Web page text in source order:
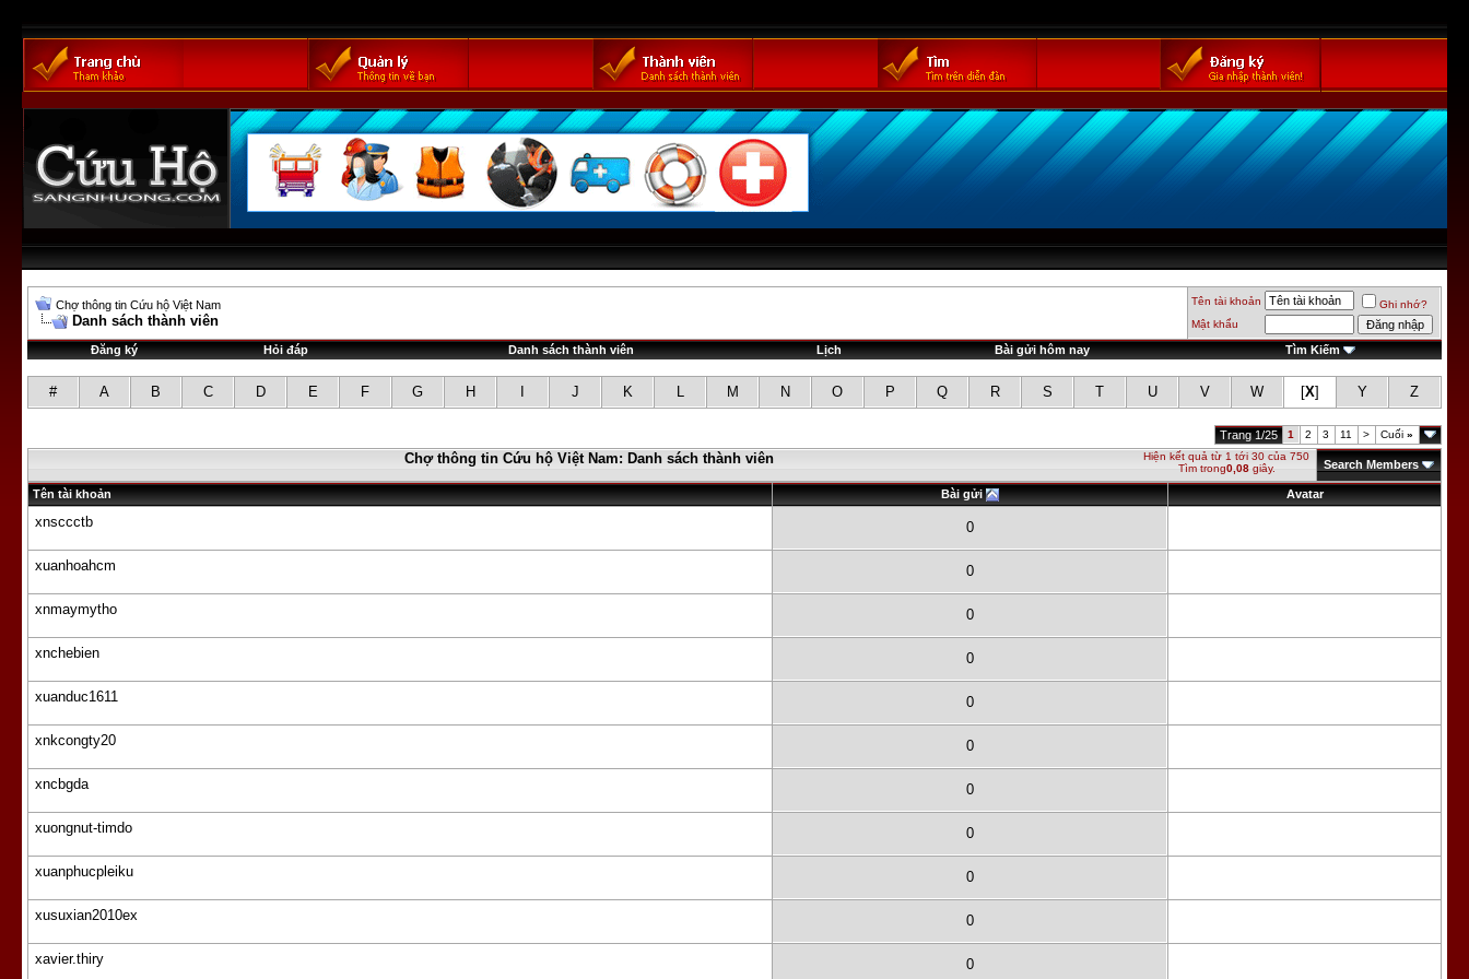
Chợ thông tin Cứu hộ Việt Nam
Danh sách thành viên
Tên tài khoản
Ghi nhớ?
Mật khẩu
Đăng ký Hỏi đáp Danh sách thành viên Lịch Bài gửi hôm nay Tìm Kiếm
# A B C D E F G H J K L M N O P Q R S T U V W [X] Y Z
Trang 1/25 1 2 3 11 > Cuối »
Hiện kết quả từ 1 tới 30 của 750
Tìm trong0,08giây.
Chợ thông tin Cứu hộ Việt Nam: Danh sách thành viên Search Members
Tên tài khoản Bài gửi Avatar
xnsccctb 0
xuanhoahcm 0
xnmaymytho 0
xnchebien 0
xuanduc1611 0
xnkcongty20 0
xncbgda 0
xuongnut-timdo 0
xuanphucpleiku 0
xusuxian2010ex 0
xavier.thiry 0